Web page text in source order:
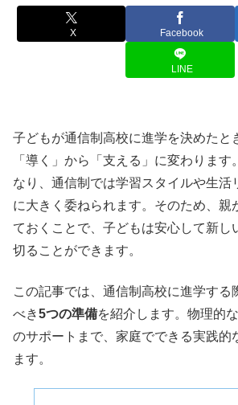
X Facebook
LINE
子どもが通信制高校に進学を決めたと
「導く」から「支える」に変わりま
なり、通信制では学習スタイルや生活
に大きく委ねられます。そのため、親
ておくことで、子どもは安心して新し
切ることができます。
この記事では、通信制高校に進学する
べき5つの準備を紹介します。物理的
のサポートまで、家庭でできる実践的
ます。